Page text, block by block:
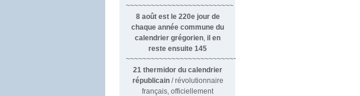
~~~~~~~~~~~~~~~~~~~~~~~~~~
8 août est le 220e jour de
chaque année commune du
calendrier grégorien il en
reste ensuite 145
~~~~~~~~~~~~~~~~~~~~~~~~~~~~~~~~
21 thermidor du calendrier
républicain/ révolutionnaire
français, officiellement